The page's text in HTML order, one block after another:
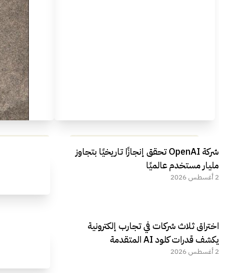
مراجعة شاملة لعملاق الألعاب
الجديد REDMAGIC 11 AIR
شركة OpenAI تحقق إنجازًا تاريخيًا بتجاوز
مليار مستخدم عالميًا
2 أغسطس 2026
اختراق ثلاث شركات في تجارب إلكترونية
يكشف قدرات كلود AI المتقدمة
2 أغسطس 2026